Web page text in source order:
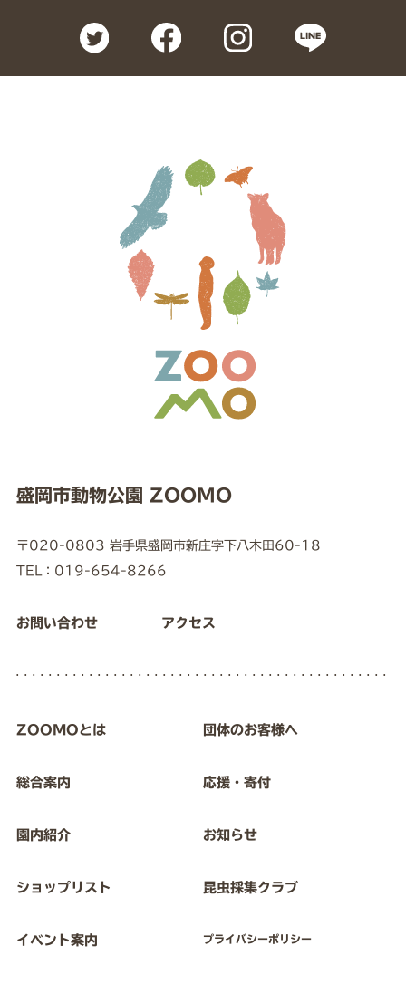
盛岡市動物公園 ZOOMO
〒020-0803 岩手県盛岡市新庄字下八木田60-18
TEL：019-654-8266
お問い合わせ アクセス
ZOOMOとは
総合案内
園内紹介
ショップリスト
イベント案内
団体のお客様へ
応援・寄付
お知らせ
昆虫採集クラブ
プライバシーポリシー